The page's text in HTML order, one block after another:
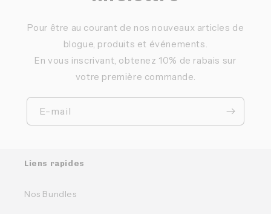
Pour être au courant de nos nouveaux articles de
blogue, produits et événements.
En vous inscrivant, obtenez 10% de rabais sur
votre première commande.
E-mail
Liens rapides
Nos Bundles